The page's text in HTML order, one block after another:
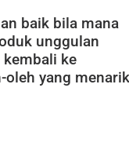
baik bila mana
unggulan
kembali ke
oleh yang menarik